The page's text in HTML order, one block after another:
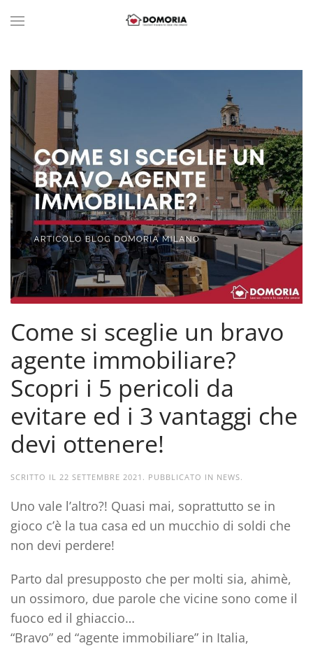
Come si sceglie un bravo
agente immobiliare?
Scopri i 5 pericoli da
evitare ed i 3 vantaggi che
devi ottenere!
SCRITTO IL 22 SETTEMBRE 2021 . PUBBLICATO IN NEWS.
Uno vale l’altro?! Quasi mai, soprattutto se in
gioco c’è la tua casa ed un mucchio di soldi che
non devi perdere!
Parto dal presupposto che per molti sia, ahimè,
un ossimoro, due parole che vicine sono come il
fuoco ed il ghiaccio…
“Bravo” ed “agente immobiliare” in Italia,